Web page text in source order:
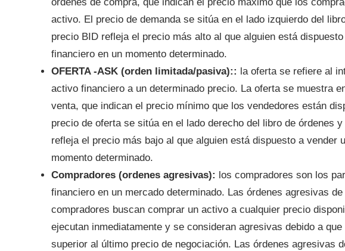
activo. El precio de demanda se sitúa en el lado izquierdo del
precio BID refleja el precio más alto al que alguien está
financiero en un momento determinado.
OFERTA -ASK (orden limitada/pasiva):: la oferta se refiere al
activo financiero a un determinado precio. La oferta se muestra
venta, que indican el precio mínimo que los vendedores están
precio de oferta se sitúa en el lado derecho del libro de órdenes
refleja el precio más bajo al que alguien está dispuesto a vender
momento determinado.
Compradores (ordenes agresivas): los compradores son los
financiero en un mercado determinado. Las órdenes agresivas
compradores buscan comprar un activo a cualquier precio
ejecutan inmediatamente y se consideran agresivas debido a
superior al último precio de negociación. Las órdenes agresivas